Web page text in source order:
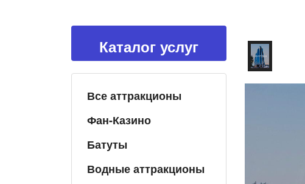
Каталог услуг
Все аттракционы
Фан-Казино
Батуты
Водные аттракционы